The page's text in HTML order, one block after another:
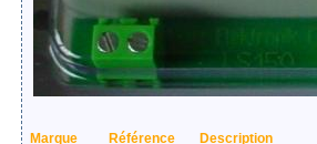
Marque Référence
Description